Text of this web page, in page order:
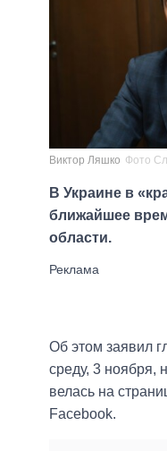
Виктор Ляшко Фото
В Украине в
ближайшее
области.
Об этом заявил
среду, 3 ноября,
велась на
Facebook.